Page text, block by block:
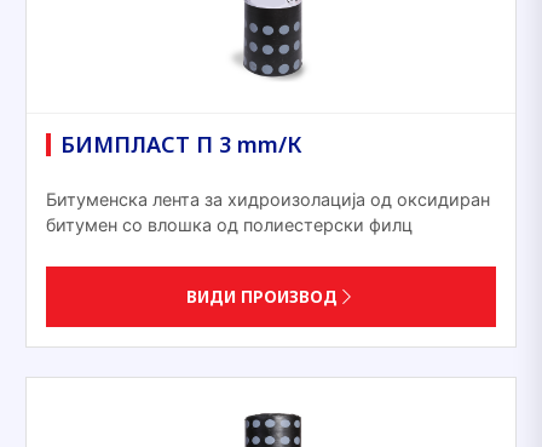
БИМПЛАСТ П 3 mm/К
Битуменска лента за хидроизолација од оксидиран
битумен со влошка од полиестерски филц
ВИДИ ПРОИЗВОД